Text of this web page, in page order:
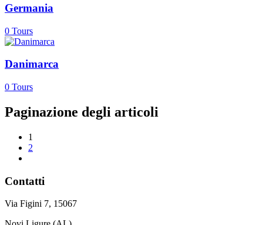
Germania
0 Tours
Danimarca
0 Tours
Paginazione degli articoli
1
2
Contatti
Via Figini 7, 15067